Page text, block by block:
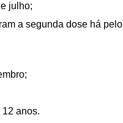
julho;
a segunda dose há pelo
anos.